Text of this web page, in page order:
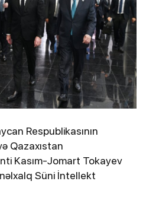
Respublikasının
Qazaxıstan
Kasım-Jomart Tokayev
Süni İntellekt